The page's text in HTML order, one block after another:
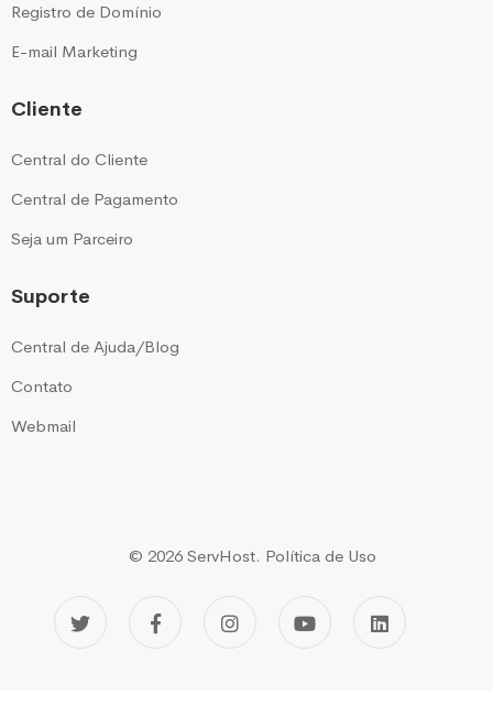
Registro de Domínio
E-mail Marketing
Cliente
Central do Cliente
Central de Pagamento
Seja um Parceiro
Suporte
Central de Ajuda/Blog
Contato
Webmail
© 2026 ServHost. Política de Uso